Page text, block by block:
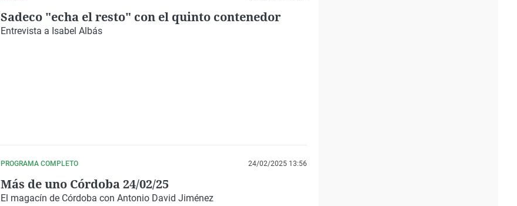
Sadeco "echa el resto" con el quinto contenedor
Entrevista a Isabel Albás
PROGRAMA COMPLETO 24/02/2025 13:56
Más de uno Córdoba 24/02/25
El magacín de Córdoba con Antonio David Jiménez